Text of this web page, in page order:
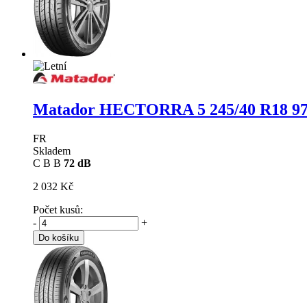
Matador HECTORRA 5 245/40 R18
FR
Skladem
C B B 72 dB
2 032 Kč
Počet kusů:
-
+
Do košíku